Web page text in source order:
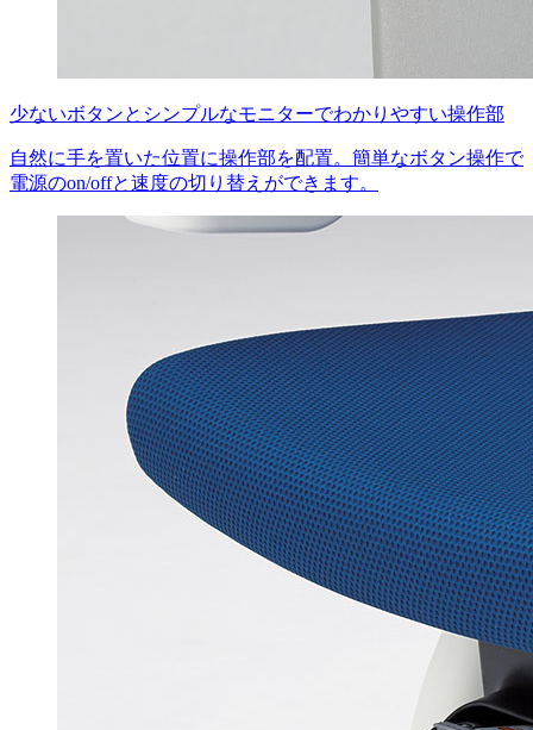
少ないボタンとシンプルなモニターでわかりやすい操作部
自然に手を置いた位置に操作部を配置。簡単なボタン操作で
電源のon/offと速度の切り替えができます。